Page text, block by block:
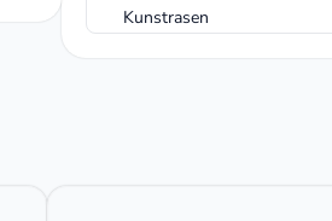
Kunstrasen